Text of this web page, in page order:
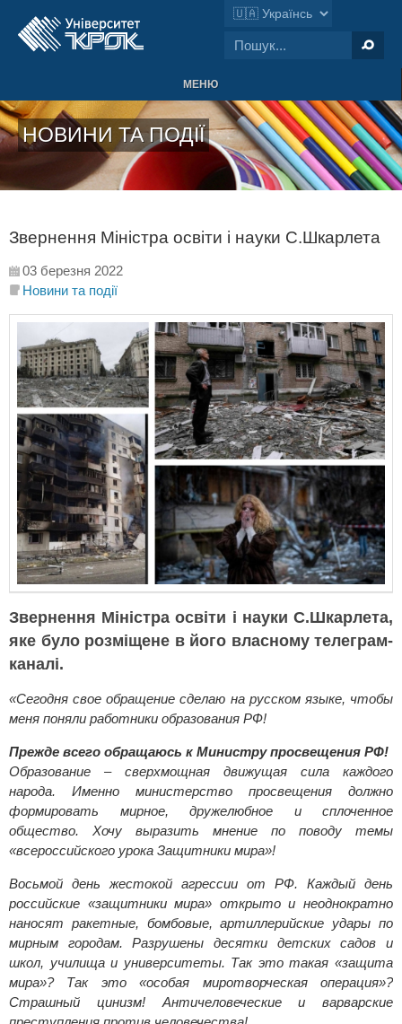
МЕНЮ
НОВИНИ ТА ПОДІЇ
Звернення Міністра освіти і науки С.Шкарлета
03 березня 2022
Новини та події
Звернення Міністра освіти і науки С.Шкарлета,
яке було розміщене в його власному телеграм-
каналі.
«Сегодня свое обращение сделаю на русском языке, чтобы
меня поняли работники образования РФ!
Прежде всего обращаюсь к Министру просвещения РФ!
Образование – сверхмощная движущая сила каждого
народа. Именно министерство просвещения должно
формировать мирное, дружелюбное и сплоченное
общество. Хочу выразить мнение по поводу темы
«всероссийского урока Защитники мира»!
Восьмой день жестокой агрессии от РФ. Каждый день
российские «защитники мира» открыто и неоднократно
наносят ракетные, бомбовые, артиллерийские удары по
мирным городам. Разрушены десятки детских садов и
школ, училища и университеты. Так это такая «защита
мира»? Так это «особая миротворческая операция»?
Страшный цинизм! Античеловеческие и варварские